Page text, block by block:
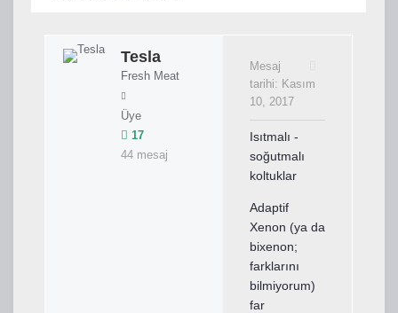
Tesla
Fresh Meat
Üye
17
44 mesaj
Mesaj
tarihi: Kasım
10, 2017
Isıtmalı -
soğutmalı
koltuklar
Adaptif
Xenon (ya da
bixenon;
farklarını
bilmiyorum)
far